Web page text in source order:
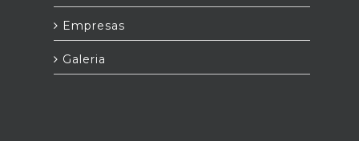
Empresas
Galeria